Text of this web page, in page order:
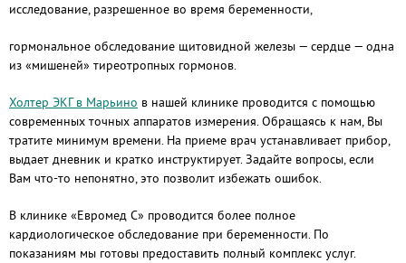
исследование, разрешенное во время беременности,
гормональное обследование щитовидной железы — сердце — одна
из «мишеней» тиреотропных гормонов.
Холтер ЭКГ в Марьино в нашей клинике проводится с помощью
современных точных аппаратов измерения. Обращаясь к нам, Вы
тратите минимум времени. На приеме врач устанавливает прибор,
выдает дневник и кратко инструктирует. Задайте вопросы, если
Вам что-то непонятно, это позволит избежать ошибок.
В клинике «Евромед С» проводится более полное
кардиологическое обследование при беременности. По
показаниям мы готовы предоставить полный комплекс услуг.